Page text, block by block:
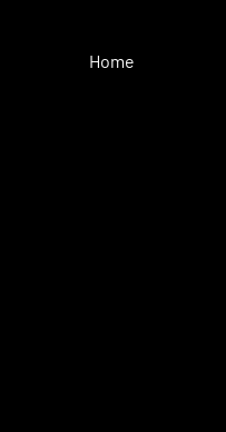
Home